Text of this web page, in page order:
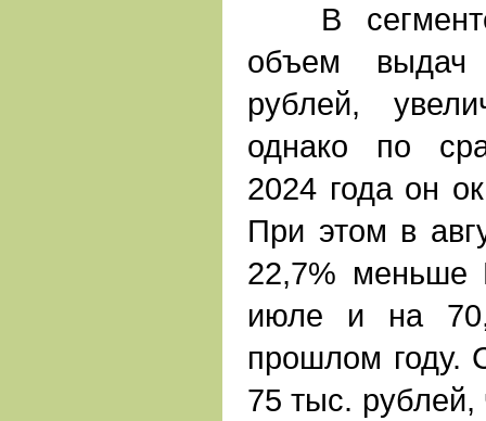
В сегменте
объем
рублей,
однако по
2024 года он
При этом в
22,7% меньше
июле и на
прошлом году.
75 тыс.